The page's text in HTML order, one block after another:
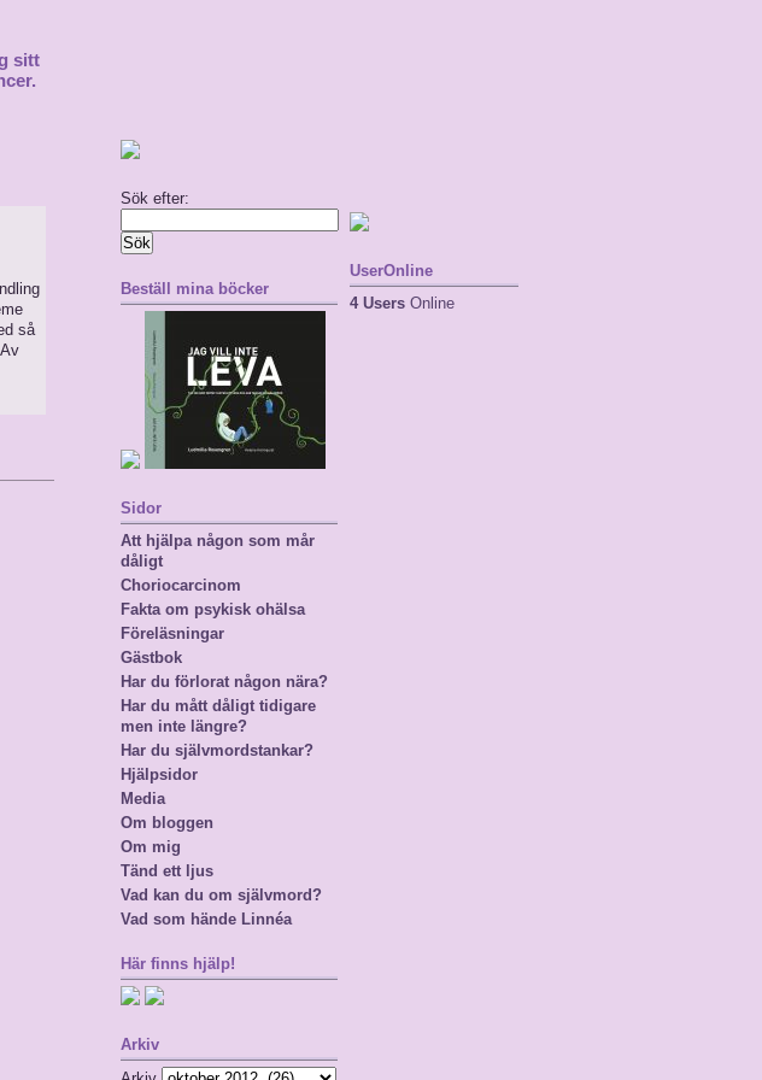
sitt
så
Sök efter:
Beställ mina böcker
Sidor
Att hjälpa någon som mår
dåligt
Choriocarcinom
Fakta om psykisk ohälsa
Föreläsningar
Gästbok
Har du förlorat någon nära?
Har du mått dåligt tidigare
men inte längre?
Har du självmordstankar?
Hjälpsidor
Media
Om bloggen
Om mig
Tänd ett ljus
Vad kan du om självmord?
Vad som hände Linnéa
Här finns hjälp!
Arkiv
UserOnline
4 Users Online